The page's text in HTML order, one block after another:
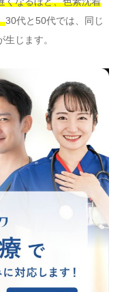
30代と50代では、同じ
じます。